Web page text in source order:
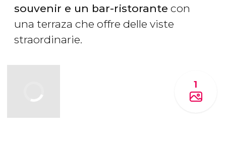
souvenir e un bar-ristorante con
una terraza che offre delle viste
straordinarie.
1